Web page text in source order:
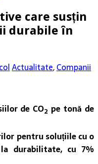
care susțin
durabile în
Actualitate,Companii
de CO2 pe tonă de
pentru soluțiile cu o
durabilitate, cu 7%